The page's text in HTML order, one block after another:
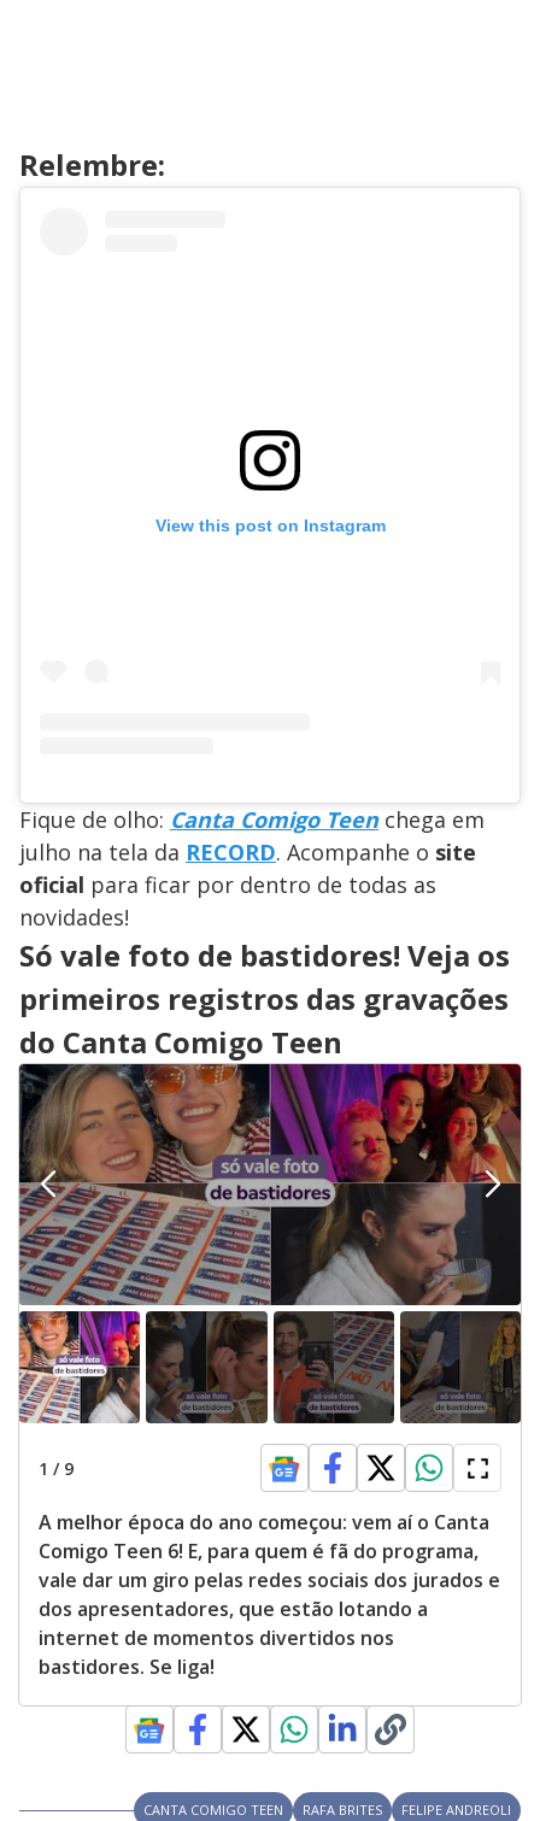
Relembre:
View this post on Instagram
Fique de olho: Canta Comigo Teen chega em
julho na tela da RECORD. Acompanhe o site
oficial para ficar por dentro de todas as
novidades!
Só vale foto de bastidores! Veja os
primeiros registros das gravações
do Canta Comigo Teen
1 / 9
A melhor época do ano começou: vem aí o Canta
Comigo Teen 6! E, para quem é fã do programa,
vale dar um giro pelas redes sociais dos jurados e
dos apresentadores, que estão lotando a
internet de momentos divertidos nos
bastidores. Se liga!
CANTA COMIGO TEEN RAFA BRITES FELIPE ANDREOLI